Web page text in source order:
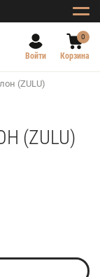
Войти
0
Корзина
(ZULU)
(ZULU)